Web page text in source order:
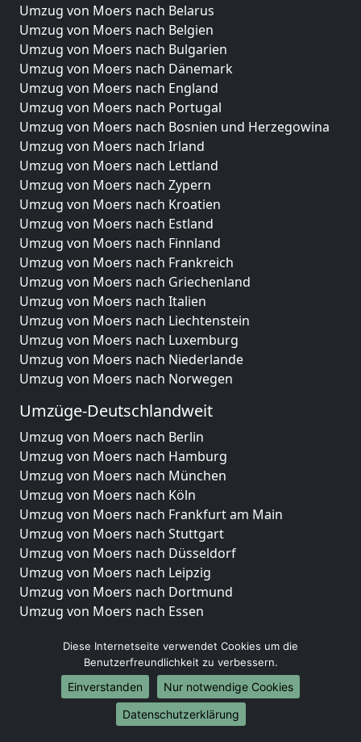
Umzug von Moers nach Belarus
Umzug von Moers nach Belgien
Umzug von Moers nach Bulgarien
Umzug von Moers nach Dänemark
Umzug von Moers nach England
Umzug von Moers nach Portugal
Umzug von Moers nach Bosnien und Herzegowina
Umzug von Moers nach Irland
Umzug von Moers nach Lettland
Umzug von Moers nach Zypern
Umzug von Moers nach Kroatien
Umzug von Moers nach Estland
Umzug von Moers nach Finnland
Umzug von Moers nach Frankreich
Umzug von Moers nach Griechenland
Umzug von Moers nach Italien
Umzug von Moers nach Liechtenstein
Umzug von Moers nach Luxemburg
Umzug von Moers nach Niederlande
Umzug von Moers nach Norwegen
Umzüge-Deutschlandweit
Umzug von Moers nach Berlin
Umzug von Moers nach Hamburg
Umzug von Moers nach München
Umzug von Moers nach Köln
Umzug von Moers nach Frankfurt am Main
Umzug von Moers nach Stuttgart
Umzug von Moers nach Düsseldorf
Umzug von Moers nach Leipzig
Umzug von Moers nach Dortmund
Umzug von Moers nach Essen
Umzug von Moers nach Dresden
Umzug von Moers nach Hannover
Umzug von Moers nach Nürnberg
Umzug von Moers nach Duisburg
Umzug von Moers nach Bochum
Diese Internetseite verwendet Cookies um die
Benutzerfreundlichkeit zu verbessern.
Einverstanden
Nur notwendige Cookies
Datenschutzerklärung